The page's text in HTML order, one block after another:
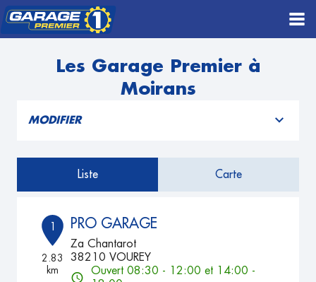
Les Garage Premier à
Moirans
MODIFIER
Liste Carte
1
2.83
km
PRO GARAGE
Za Chantarot
38210 VOUREY
Ouvert 08:30 - 12:00 et 14:00 -